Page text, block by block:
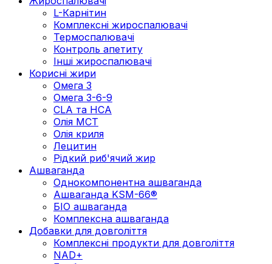
L-Карнітин
Комплексні жироспалювачі
Термоспалювачі
Контроль апетиту
Інші жироспалювачі
Корисні жири
Омега 3
Омега 3-6-9
CLA та HCA
Олія МСТ
Олія криля
Лецитин
Рідкий риб'ячий жир
Ашваганда
Однокомпонентна ашваганда
Ашваганда KSM-66®
БІО ашваганда
Комплексна ашваганда
Добавки для довголіття
Комплексні продукти для довголіття
NAD+